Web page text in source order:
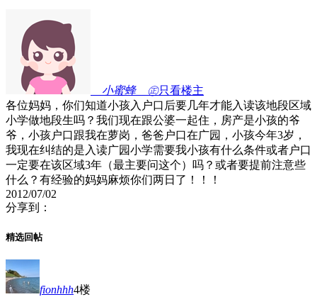
ゞ小蜜蜂ゞ㊣只看楼主
各位妈妈，你们知道小孩入户口后要几年才能入读该地段区域
小学做地段生吗？我们现在跟公婆一起住，房产是小孩的爷
爷，小孩户口跟我在萝岗，爸爸户口在广园，小孩今年3岁，
我现在纠结的是入读广园小学需要我小孩有什么条件或者户口
一定要在该区域3年（最主要问这个）吗？或者要提前注意些
什么？有经验的妈妈麻烦你们两日了！！！
2012/07/02
分享到：
精选回帖
fionhhh4楼